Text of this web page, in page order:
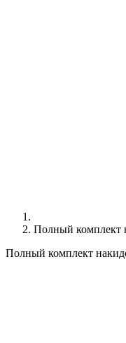
Полный комплект
Полный комплект